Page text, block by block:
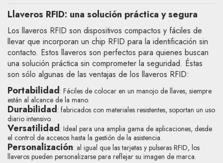
Llaveros RFID: una solución práctica y segura
Los llaveros RFID son dispositivos compactos y fáciles de
llevar que incorporan un chip RFID para la identificación sin
contacto. Estos llaveros son perfectos para quienes buscan
una solución práctica sin comprometer la seguridad. Éstas
son sólo algunas de las ventajas de los llaveros RFID:
Portabilidad: Fáciles de colocar en un manojo de llaves, siempre
están al alcance de la mano.
Durabilidad: fabricados con materiales resistentes, soportan un uso
diario intensivo.
Versatilidad: Ideal para una amplia gama de aplicaciones, desde
el control de accesos hasta la gestión de la asistencia.
Personalización: al igual que las tarjetas y pulseras RFID, los
llaveros pueden personalizarse para reflejar su imagen de marca.